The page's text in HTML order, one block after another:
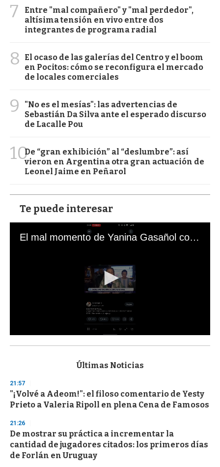
7
Entre "mal compañero" y "mal perdedor",
altísima tensión en vivo entre dos
integrantes de programa radial
8
El ocaso de las galerías del Centro y el boom
en Pocitos: cómo se reconfigura el mercado
de locales comerciales
9
"No es el mesías": las advertencias de
Sebastián Da Silva ante el esperado discurso
de Lacalle Pou
10De “gran exhibición” al “deslumbre”: así
vieron en Argentina otra gran actuación de
Leonel Jaime en Peñarol
Te puede interesar
El mal momento de Yanina Gasañol con un hincha argentino en "Subrayado"
s
d
s
o
f
3
s
c
o
Últimas Noticias
21:57
"¡Volvé a Adeom!": el filoso comentario de Yesty
Prieto a Valeria Ripoll en plena Cena de Famosos
21:26
De mostrar su práctica a incrementar la
cantidad de jugadores citados: los primeros días
de Forlán en Uruguay